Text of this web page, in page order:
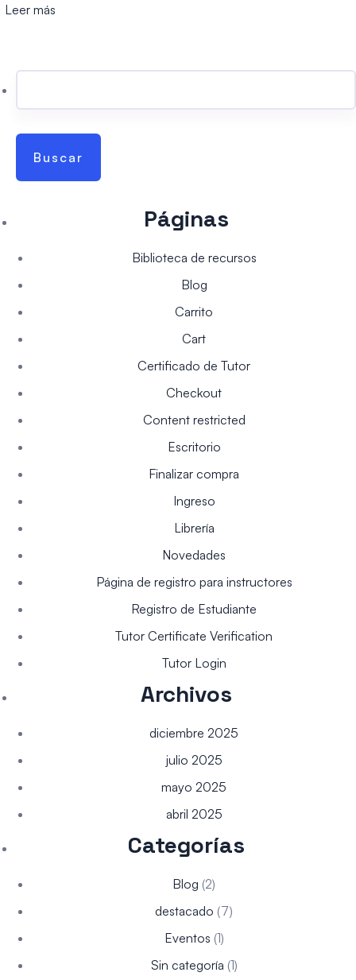
Leer más
Páginas
Biblioteca de recursos
Blog
Carrito
Cart
Certificado de Tutor
Checkout
Content restricted
Escritorio
Finalizar compra
Ingreso
Librería
Novedades
Página de registro para instructores
Registro de Estudiante
Tutor Certificate Verification
Tutor Login
Archivos
diciembre 2025
julio 2025
mayo 2025
abril 2025
Categorías
Blog (2)
destacado (7)
Eventos (1)
Sin categoría (1)